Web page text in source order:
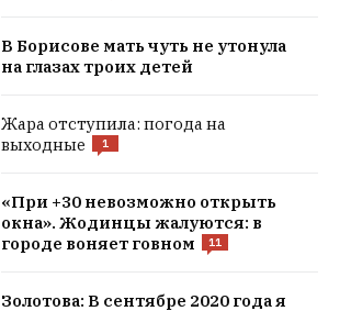
В Борисове мать чуть не утонула
на глазах троих детей
Жара отступила: погода на
выходные
1
«При +30 невозможно открыть
окна». Жодинцы жалуются: в
городе воняет говном
11
Золотова: В сентябре 2020 года я